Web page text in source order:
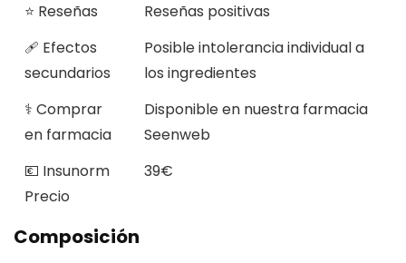
⭐ Reseñas
Reseñas positivas
🩹 Efectos
secundarios
Posible intolerancia individual a
los ingredientes
⚕️ Comprar
en farmacia
Disponible en nuestra farmacia
Seenweb
💶 Insunorm
Precio
39€
Composición